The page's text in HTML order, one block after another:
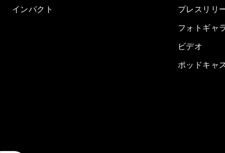
インパクト
プレスリリ
フォトギャ
ビデオ
ポッドキャ